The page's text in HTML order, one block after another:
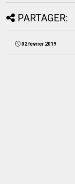
PARTAGER:
02 février 2019